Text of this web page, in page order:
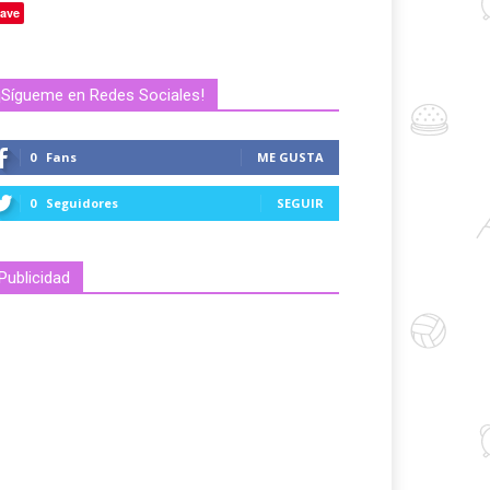
en Redes Sociales!
0 Fans ME GUSTA
0 Seguidores SEGUIR